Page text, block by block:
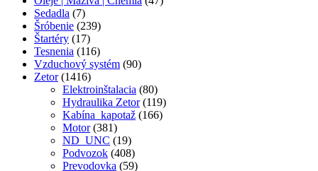
Sedadla (7)
Šróbenie (239)
Štartéry (17)
Tesnenia (116)
Vzduchový systém (90)
Zetor (1416)
Elektroinštalacia (80)
Hydraulika Zetor (119)
Kabína_kapotaž (166)
Motor (381)
ND_UNC (19)
Podvozok (408)
Prevodovka (59)